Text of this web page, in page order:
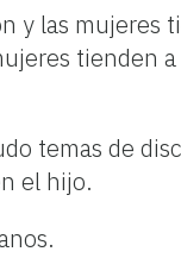
y las mujeres
tienden
temas de
el hijo.